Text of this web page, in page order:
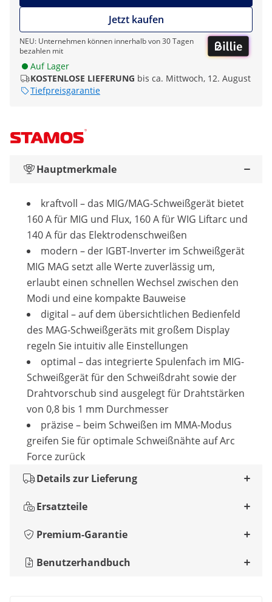
Jetzt kaufen
NEU: Unternehmen können innerhalb von 30 Tagen
bezahlen mit
Auf Lager
KOSTENLOSE LIEFERUNG bis ca. Mittwoch, 12. August
Tiefpreisgarantie
Hauptmerkmale
kraftvoll – das MIG/MAG-Schweißgerät bietet
160 A für MIG und Flux, 160 A für WIG Liftarc und
140 A für das Elektrodenschweißen
modern – der IGBT-Inverter im Schweißgerät
MIG MAG setzt alle Werte zuverlässig um,
erlaubt einen schnellen Wechsel zwischen den
Modi und eine kompakte Bauweise
digital – auf dem übersichtlichen Bedienfeld
des MAG-Schweißgeräts mit großem Display
regeln Sie intuitiv alle Einstellungen
optimal – das integrierte Spulenfach im MIG-
Schweißgerät für den Schweißdraht sowie der
Drahtvorschub sind ausgelegt für Drahtstärken
von 0,8 bis 1 mm Durchmesser
präzise – beim Schweißen im MMA-Modus
greifen Sie für optimale Schweißnähte auf Arc
Force zurück
Details zur Lieferung
Ersatzteile
Premium-Garantie
Benutzerhandbuch